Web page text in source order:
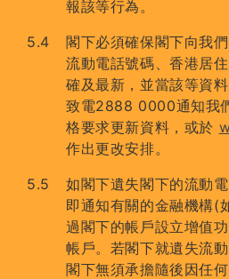
報該等行為。
閣下必須確保閣下向我
流動電話號碼、香港居
確及最新，並當該等資
致電2888 0000通知我
格要求更新資料，或於
作出更改安排。
如閣下遺失閣下的流動
即通知有關的金融機構(
過閣下的帳戶設立增值
帳戶。若閣下就遺失流
閣下無須承擔隨後因任